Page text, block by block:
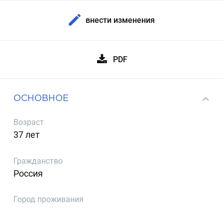
внести изменения
PDF
ОСНОВНОЕ
Возраст
37 лет
Гражданство
Россия
Город проживания